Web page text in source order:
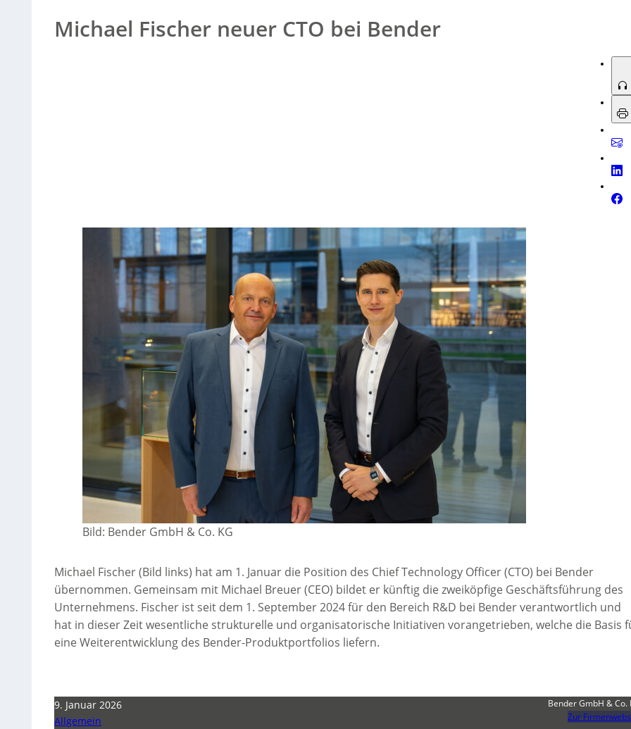
Michael Fischer neuer CTO bei Bender
Bild: Bender GmbH & Co. KG
Michael Fischer (Bild links) hat am 1. Januar die Position des Chief Technology Officer (CTO) bei Bender
übernommen. Gemeinsam mit Michael Breuer (CEO) bildet er künftig die zweiköpfige Geschäftsführung des
Unternehmens. Fischer ist seit dem 1. September 2024 für den Bereich R&D bei Bender verantwortlich und
hat in dieser Zeit wesentliche strukturelle und organisatorische Initiativen vorangetrieben, welche die Basis
eine Weiterentwicklung des Bender-Produktportfolios liefern.
9. Januar 2026
Allgemein
Bender GmbH & Co.
Zur